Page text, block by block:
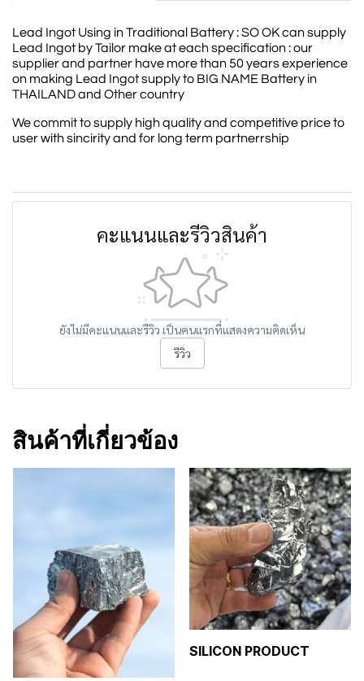
Lead Ingot Using in Traditional Battery : SO OK can supply
Lead Ingot by Tailor make at each specification : our
supplier and partner have more than 50 years experience
on making Lead Ingot supply to BIG NAME Battery in
THAILAND and Other country
We commit to supply high quality and competitive price to
user with sincirity and for long term partnerrship
คะแนนและรีวิวสินค้า
ยังไม่มีคะแนนและรีวิว เป็นคนแรกที่แสดงความคิดเห็น
รีวิว
สินค้าที่เกี่ยวข้อง
SILICON PRODUCT